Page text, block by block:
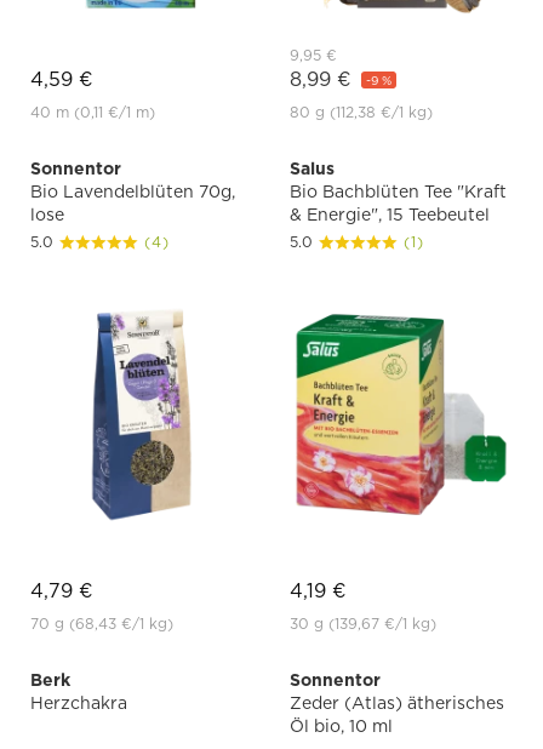
4,59 €
40 m (0,11 €/1 m)
9,95 €
8,99 € -9 %
80 g (112,38 €/1 kg)
Sonnentor
Bio Lavendelblüten 70g,
lose
5.0 (4)
4,79 €
70 g (68,43 €/1 kg)
Salus
Bio Bachblüten Tee "Kraft
& Energie", 15 Teebeutel
5.0 (1)
4,19 €
30 g (139,67 €/1 kg)
Berk
Herzchakra
Sonnentor
Zeder (Atlas) ätherisches
Öl bio, 10 ml